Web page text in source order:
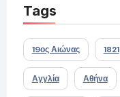
Tags
19ος Αιώνας 1821
Αγγλία Αθήνα